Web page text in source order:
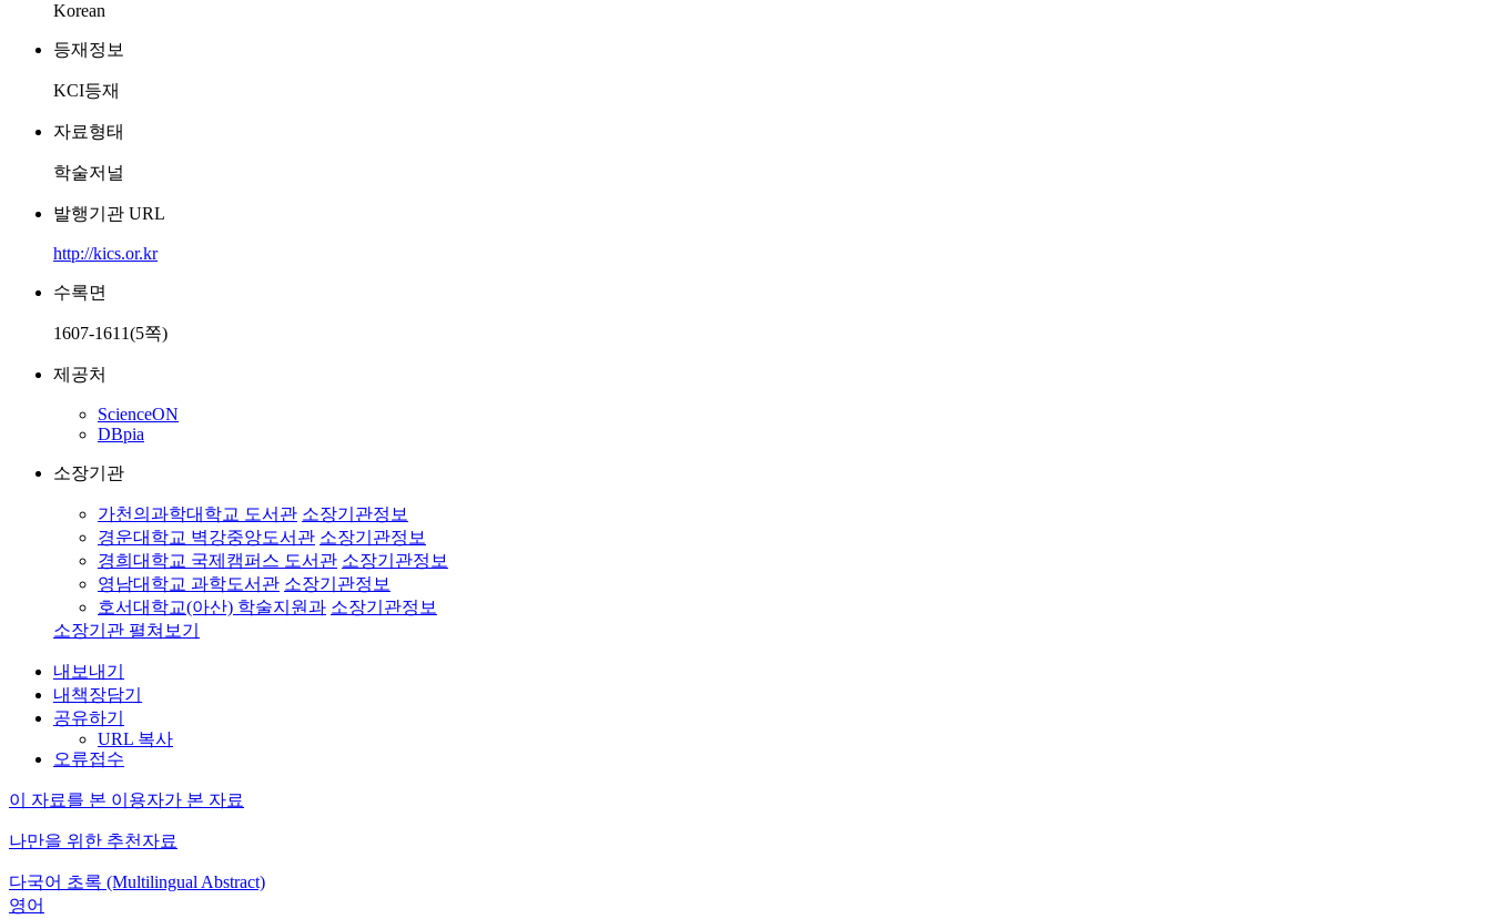
Korean
등재정보
KCI등재
자료형태
학술저널
발행기관 URL
http://kics.or.kr
수록면
1607-1611(5쪽)
제공처
ScienceON
DBpia
소장기관
가천의과학대학교 도서관 소장기관정보
경운대학교 벽강중앙도서관 소장기관정보
경희대학교 국제캠퍼스 도서관 소장기관정보
영남대학교 과학도서관 소장기관정보
호서대학교(아산) 학술지원과 소장기관정보
소장기관 펼쳐보기
내보내기
내책장담기
공유하기
URL 복사
오류접수
이 자료를 본 이용자가 본 자료
나만을 위한 추천자료
다국어 초록 (Multilingual Abstract)
영어